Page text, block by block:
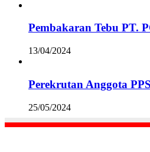
Pembakaran Tebu PT.
13/04/2024
Perekrutan Anggota
25/05/2024